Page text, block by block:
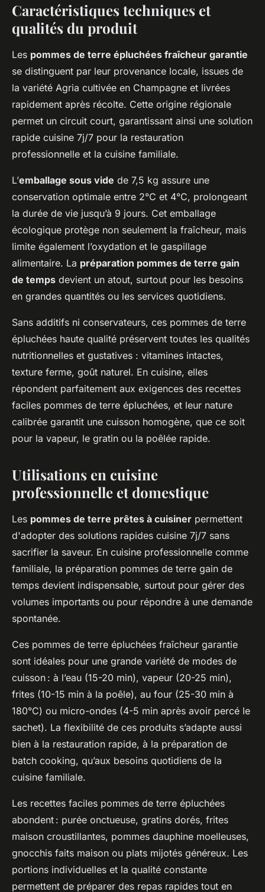
Caractéristiques techniques et
qualités du produit
Les pommes de terre épluchées fraîcheur garantie
se distinguent par leur provenance locale, issues de
la variété Agria cultivée en Champagne et livrées
rapidement après récolte. Cette origine régionale
permet un circuit court, garantissant ainsi une solution
rapide cuisine 7j/7 pour la restauration
professionnelle et la cuisine familiale.
L’emballage sous vide de 7,5 kg assure une
conservation optimale entre 2°C et 4°C, prolongeant
la durée de vie jusqu’à 9 jours. Cet emballage
écologique protège non seulement la fraîcheur, mais
limite également l’oxydation et le gaspillage
alimentaire. La préparation pommes de terre gain
de temps devient un atout, surtout pour les besoins
en grandes quantités ou les services quotidiens.
Sans additifs ni conservateurs, ces pommes de terre
épluchées haute qualité préservent toutes les qualités
nutritionnelles et gustatives : vitamines intactes,
texture ferme, goût naturel. En cuisine, elles
répondent parfaitement aux exigences des recettes
faciles pommes de terre épluchées, et leur nature
calibrée garantit une cuisson homogène, que ce soit
pour la vapeur, le gratin ou la poêlée rapide.
Utilisations en cuisine
professionnelle et domestique
Les pommes de terre prêtes à cuisiner permettent
d'adopter des solutions rapides cuisine 7j/7 sans
sacrifier la saveur. En cuisine professionnelle comme
familiale, la préparation pommes de terre gain de
temps devient indispensable, surtout pour gérer des
volumes importants ou pour répondre à une demande
spontanée.
Ces pommes de terre épluchées fraîcheur garantie
sont idéales pour une grande variété de modes de
cuisson : à l’eau (15-20 min), vapeur (20-25 min),
frites (10-15 min à la poêle), au four (25-30 min à
180°C) ou micro-ondes (4-5 min après avoir percé le
sachet). La flexibilité de ces produits s’adapte aussi
bien à la restauration rapide, à la préparation de
batch cooking, qu’aux besoins quotidiens de la
cuisine familiale.
Les recettes faciles pommes de terre épluchées
abondent : purée onctueuse, gratins dorés, frites
maison croustillantes, pommes dauphine moelleuses,
gnocchis faits maison ou plats mijotés généreux. Les
portions individuelles et la qualité constante
permettent de préparer des repas rapides tout en